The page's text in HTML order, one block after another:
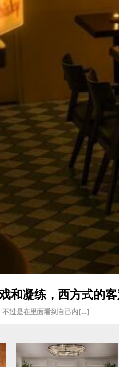
和凝练，西方式的
不过是在里面看到自己内[…]